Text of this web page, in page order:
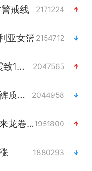
戒线 2171224
亚女篮 2154712
四川宜宾市高县4.9级地震致1人死亡 2047565
名创优品回应女子吐槽内裤质量差 2044958
上海：台风白海豚或将带来龙卷风1951800
1880293